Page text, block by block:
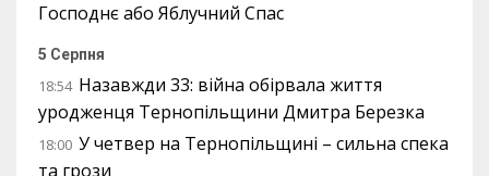
Господнє або Яблучний Спас
5 Серпня
18:54 Назавжди 33: війна обірвала життя
уродженця Тернопільщини Дмитра Березка
18:00 У четвер на Тернопільщині – сильна спека
та грози